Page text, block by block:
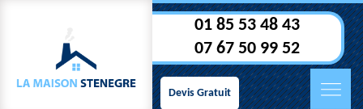
01 85 53 48 43
07 67 50 99 52
Devis Gratuit